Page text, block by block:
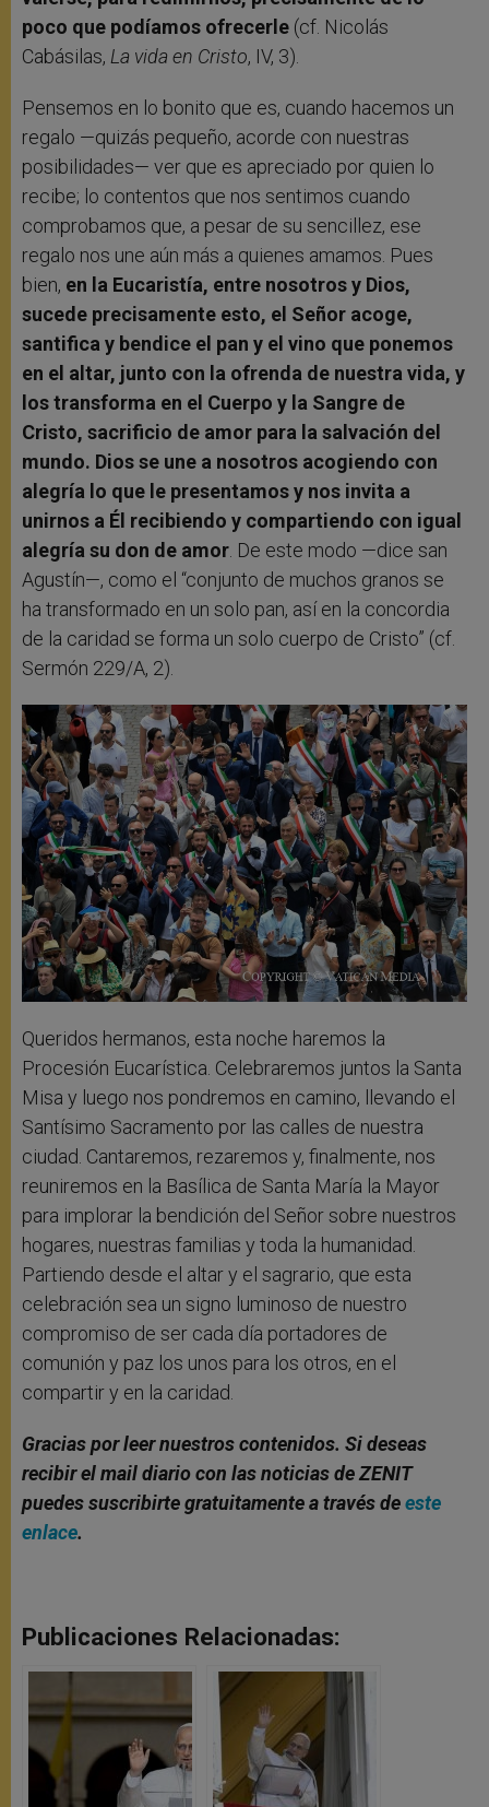
poco que podíamos ofrecerle (cf. Nicolás
Cabásilas, La vida en Cristo, IV, 3).
Pensemos en lo bonito que es, cuando hacemos un
regalo —quizás pequeño, acorde con nuestras
posibilidades— ver que es apreciado por quien lo
recibe; lo contentos que nos sentimos cuando
comprobamos que, a pesar de su sencillez, ese
regalo nos une aún más a quienes amamos. Pues
bien, en la Eucaristía, entre nosotros y Dios,
sucede precisamente esto, el Señor acoge,
santifica y bendice el pan y el vino que ponemos
en el altar, junto con la ofrenda de nuestra vida, y
los transforma en el Cuerpo y la Sangre de
Cristo, sacrificio de amor para la salvación del
mundo. Dios se une a nosotros acogiendo con
alegría lo que le presentamos y nos invita a
unirnos a Él recibiendo y compartiendo con igual
alegría su don de amor . De este modo —dice san
Agustín—, como el “conjunto de muchos granos se
ha transformado en un solo pan, así en la concordia
de la caridad se forma un solo cuerpo de Cristo” (cf.
Sermón 229/A, 2).
Queridos hermanos, esta noche haremos la
Procesión Eucarística. Celebraremos juntos la Santa
Misa y luego nos pondremos en camino, llevando el
Santísimo Sacramento por las calles de nuestra
ciudad. Cantaremos, rezaremos y, finalmente, nos
reuniremos en la Basílica de Santa María la Mayor
para implorar la bendición del Señor sobre nuestros
hogares, nuestras familias y toda la humanidad.
Partiendo desde el altar y el sagrario, que esta
celebración sea un signo luminoso de nuestro
compromiso de ser cada día portadores de
comunión y paz los unos para los otros, en el
compartir y en la caridad.
Gracias por leer nuestros contenidos. Si deseas
recibir el mail diario con las noticias de ZENIT
puedes suscribirte gratuitamente a través deeste
enlace.
Publicaciones Relacionadas: